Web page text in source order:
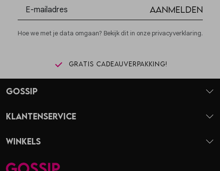
Aanmelden
Hoe we met je data omgaan? Bekijk dit in onze privacyverklaring.
Gratis cadeauverpakking!
Gossip
Klantenservice
Winkels